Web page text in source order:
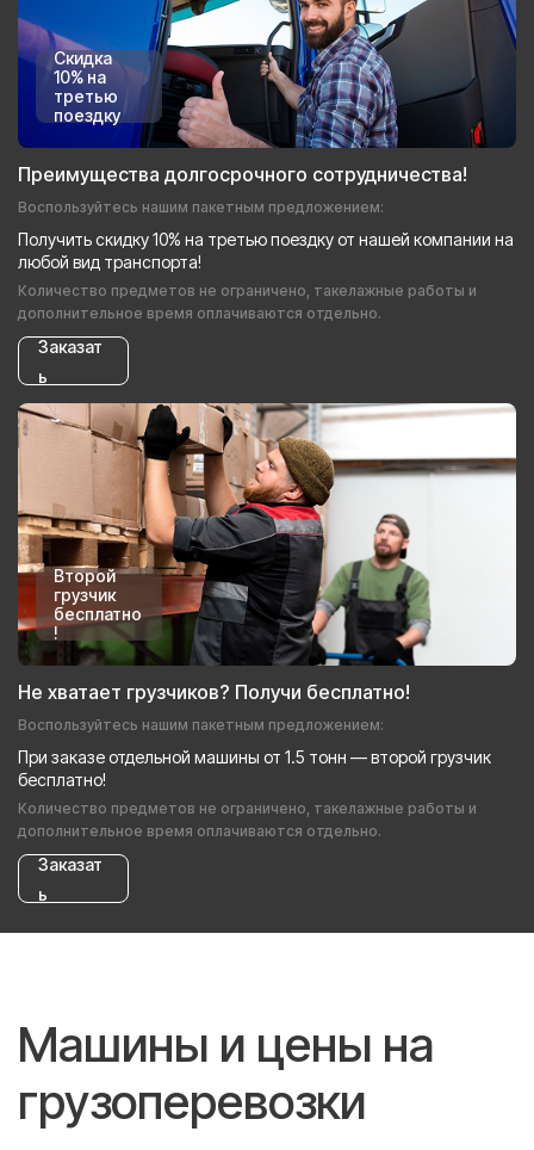
Скидка
10% на
третью
поездку
Преимущества долгосрочного сотрудничества!
Воспользуйтесь нашим пакетным предложением:
Получить скидку 10% на третью поездку от нашей компании на
любой вид транспорта!
Количество предметов не ограничено, такелажные работы и
дополнительное время оплачиваются отдельно.
Заказат
ь
Второй
грузчик
бесплатно
!
Не хватает грузчиков? Получи бесплатно!
Воспользуйтесь нашим пакетным предложением:
При заказе отдельной машины от 1.5 тонн — второй грузчик
бесплатно!
Количество предметов не ограничено, такелажные работы и
дополнительное время оплачиваются отдельно.
Заказат
ь
Машины и цены на
грузоперевозки